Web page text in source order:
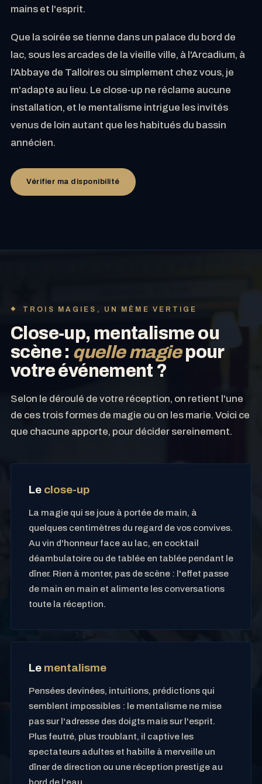
mains et l'esprit.
Que la soirée se tienne dans un palace du bord de
lac, sous les arcades de la vieille ville, à l'Arcadium, à
l'Abbaye de Talloires ou simplement chez vous, je
m'adapte au lieu. Le close-up ne réclame aucune
installation, et le mentalisme intrigue les invités
venus de loin autant que les habitués du bassin
annécien.
Vérifier ma disponibilité
TROIS MAGIES, UN MÊME VERTIGE
Close-up, mentalisme ou
scène : quelle magiepour
votre événement ?
Selon le déroulé de votre réception, on retient l'une
de ces trois formes de magie ou on les marie. Voici ce
que chacune apporte, pour décider sereinement.
Le close-up
La magie qui se joue à portée de main, à
quelques centimètres du regard de vos convives.
Au vin d'honneur face au lac, en cocktail
déambulatoire ou de tablée en tablée pendant le
dîner. Rien à monter, pas de scène : l'effet passe
de main en main et alimente les conversations
toute la réception.
Le mentalisme
Pensées devinées, intuitions, prédictions qui
semblent impossibles : le mentalisme ne mise
pas sur l'adresse des doigts mais sur l'esprit.
Plus feutré, plus troublant, il captive les
spectateurs adultes et habille à merveille un
dîner de direction ou une réception prestige au
bord de l'eau.